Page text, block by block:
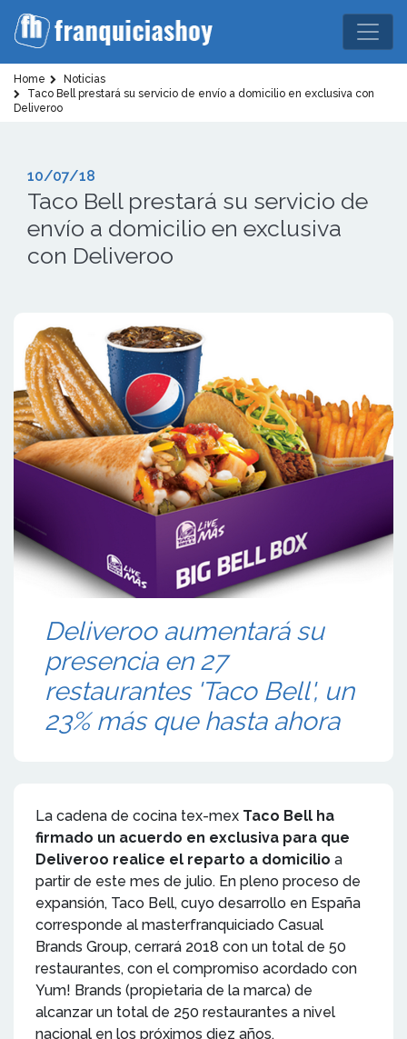
Home
Noticias
Taco Bell prestará su servicio de envío a domicilio en exclusiva con
Deliveroo
10/07/18
Taco Bell prestará su servicio de
envío a domicilio en exclusiva
con Deliveroo
Deliveroo aumentará su
presencia en 27
restaurantes 'Taco Bell', un
23% más que hasta ahora
La cadena de cocina tex-mex Taco Bell ha
firmado un acuerdo en exclusiva para que
Deliveroo realice el reparto a domicilio a
partir de este mes de julio. En pleno proceso de
expansión, Taco Bell, cuyo desarrollo en España
corresponde al masterfranquiciado Casual
Brands Group, cerrará 2018 con un total de 50
restaurantes, con el compromiso acordado con
Yum! Brands (propietaria de la marca) de
alcanzar un total de 250 restaurantes a nivel
nacional en los próximos diez años.